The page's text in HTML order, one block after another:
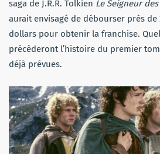
saga de J.R.R. Tolkien Le Seigneur
aurait envisagé de débourser près de
dollars pour obtenir la franchise.
précèderont l’histoire du premier
déjà prévues.